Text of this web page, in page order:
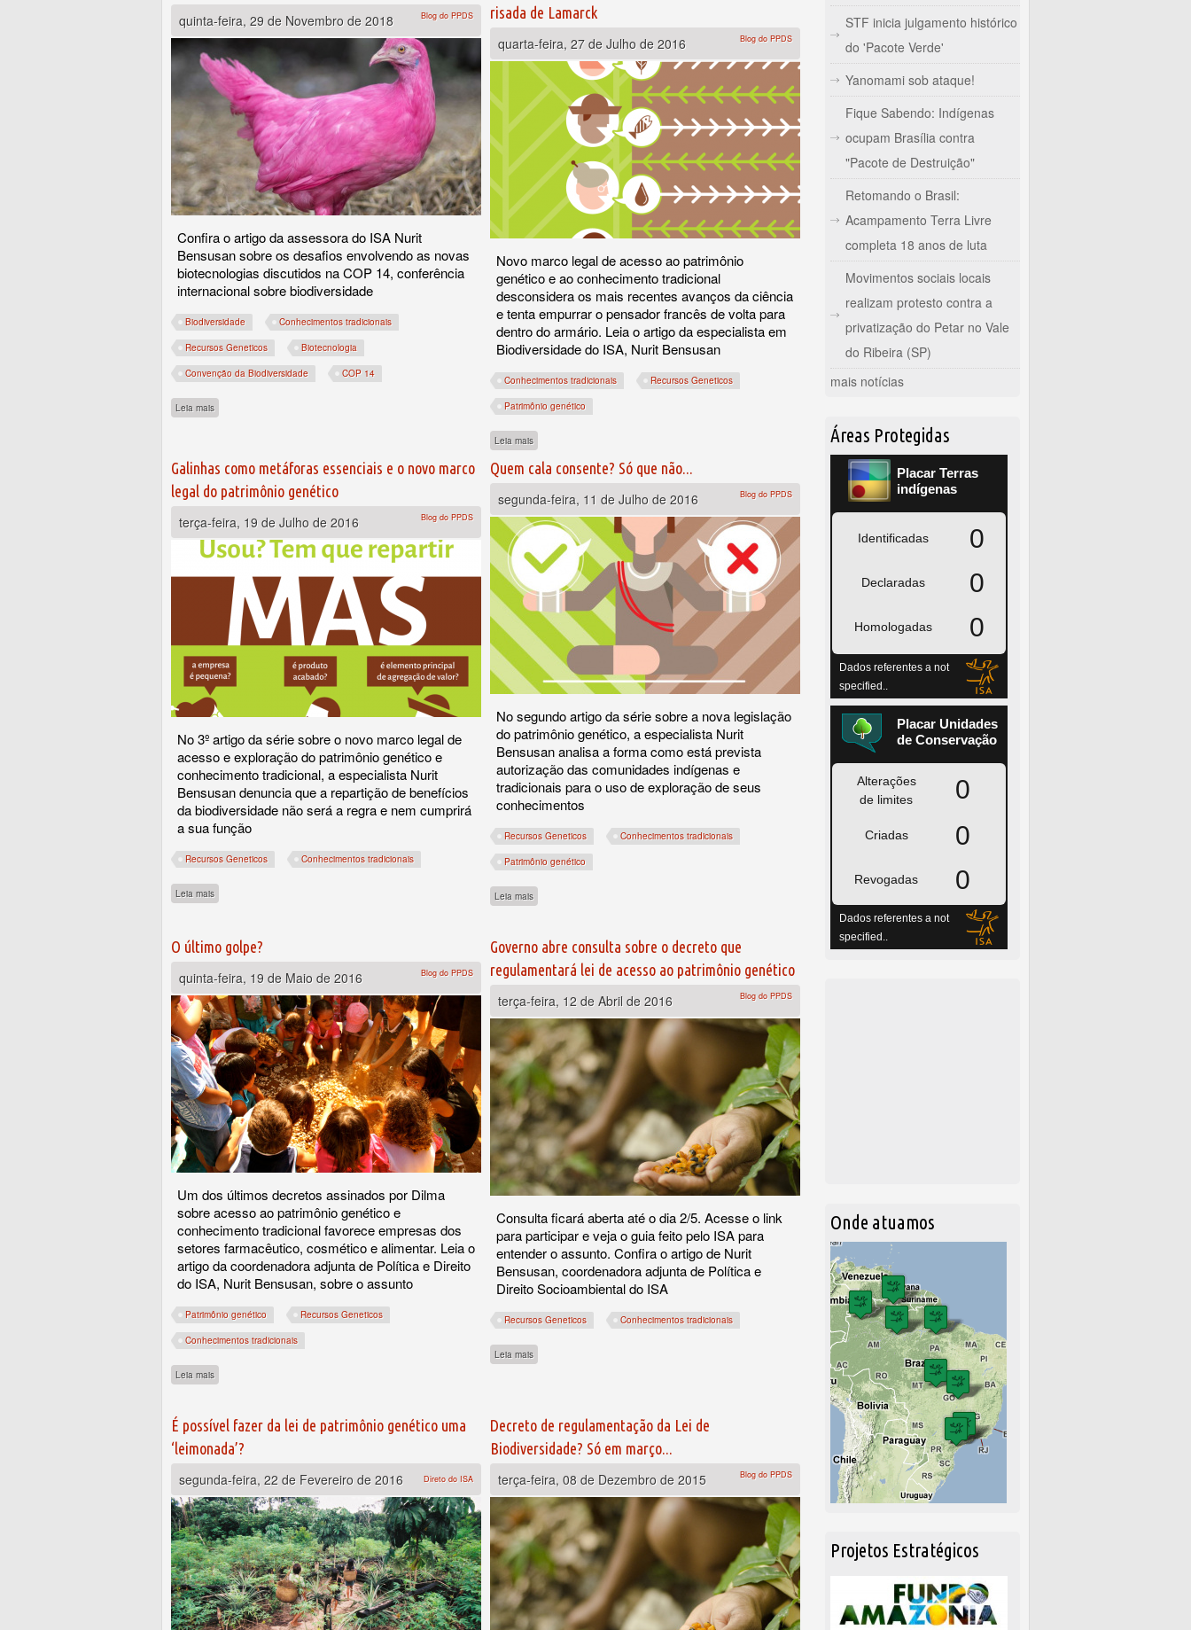
quinta-feira, 29 de Novembro de 2018
Blog do PPDS
Confira o artigo da assessora do ISA Nurit
Bensusan sobre os desafios envolvendo as novas
biotecnologias discutidos na COP 14, conferência
internacional sobre biodiversidade
Biodiversidade Conhecimentos tradicionais
Recursos Geneticos Biotecnologia
Convenção da Biodiversidade COP 14
Leia mais
risada de Lamarck
quarta-feira, 27 de Julho de 2016
Blog do PPDS
Novo marco legal de acesso ao patrimônio
genético e ao conhecimento tradicional
desconsidera os mais recentes avanços da ciência
e tenta empurrar o pensador francês de volta para
dentro do armário. Leia o artigo da especialista em
Biodiversidade do ISA, Nurit Bensusan
Conhecimentos tradicionais Recursos Geneticos
Patrimônio genético
Leia mais sobre Margaridões, conhecimento tradicional e a última risada de Lamarck
Galinhas como metáforas essenciais e o novo marco
legal do patrimônio genético
terça-feira, 19 de Julho de 2016
Blog do PPDS
No 3º artigo da série sobre o novo marco legal de
acesso e exploração do patrimônio genético e
conhecimento tradicional, a especialista Nurit
Bensusan denuncia que a repartição de benefícios
da biodiversidade não será a regra e nem cumprirá
a sua função
Recursos Geneticos Conhecimentos tradicionais
Leia mais sobre Galinhas como metáforas essenciais e o novo marco legal do patrimônio genético
Quem cala consente? Só que não...
segunda-feira, 11 de Julho de 2016
Blog do PPDS
No segundo artigo da série sobre a nova legislação
do patrimônio genético, a especialista Nurit
Bensusan analisa a forma como está prevista
autorização das comunidades indígenas e
tradicionais para o uso de exploração de seus
conhecimentos
Recursos Geneticos Conhecimentos tradicionais
Patrimônio genético
Leia mais
O último golpe?
quinta-feira, 19 de Maio de 2016
Blog do PPDS
Um dos últimos decretos assinados por Dilma
sobre acesso ao patrimônio genético e
conhecimento tradicional favorece empresas dos
setores farmacêutico, cosmético e alimentar. Leia o
artigo da coordenadora adjunta de Política e Direito
do ISA, Nurit Bensusan, sobre o assunto
Patrimônio genético Recursos Geneticos
Conhecimentos tradicionais
Leia mais
Governo abre consulta sobre o decreto que
regulamentará lei de acesso ao patrimônio genético
terça-feira, 12 de Abril de 2016
Blog do PPDS
Consulta ficará aberta até o dia 2/5. Acesse o link
para participar e veja o guia feito pelo ISA para
entender o assunto. Confira o artigo de Nurit
Bensusan, coordenadora adjunta de Política e
Direito Socioambiental do ISA
Recursos Geneticos Conhecimentos tradicionais
Leia mais sobre Governo abre consulta sobre o decreto que regulamentará lei de acesso ao patrimônio genético
É possível fazer da lei de patrimônio genético uma
‘leimonada’?
segunda-feira, 22 de Fevereiro de 2016
Direto do ISA
Decreto de regulamentação da Lei de
Biodiversidade? Só em março...
terça-feira, 08 de Dezembro de 2015
Blog do PPDS
STF inicia julgamento histórico
do 'Pacote Verde'
Yanomami sob ataque!
Fique Sabendo: Indígenas
ocupam Brasília contra
"Pacote de Destruição"
Retomando o Brasil:
Acampamento Terra Livre
completa 18 anos de luta
Movimentos sociais locais
realizam protesto contra a
privatização do Petar no Vale
do Ribeira (SP)
mais notícias
Áreas Protegidas
Onde atuamos
Projetos Estratégicos